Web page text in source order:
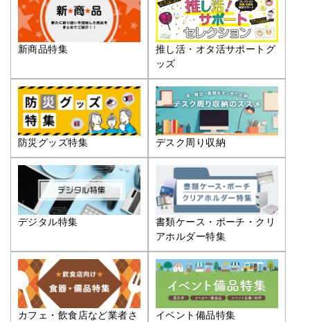
新商品特集
推し活・オタ活サポートグ
ッズ
防災グッズ特集 デスク周り収納
デジタル特集
書類ケース・ポーチ・クリ
アホルダー特集
カフェ・飲食店など業者さ
イベント備品特集